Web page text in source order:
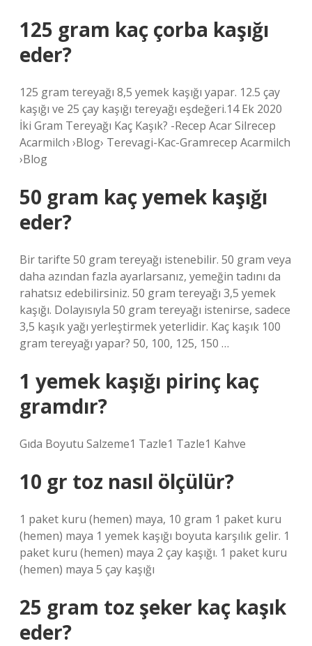
125 gram kaç çorba kaşığı
eder?
125 gram tereyağı 8,5 yemek kaşığı yapar. 12.5 çay
kaşığı ve 25 çay kaşığı tereyağı eşdeğeri.14 Ek 2020
İki Gram Tereyağı Kaç Kaşık? -Recep Acar Silrecep
Acarmilch ›Blog› Terevagi-Kac-Gramrecep Acarmilch
›Blog
50 gram kaç yemek kaşığı
eder?
Bir tarifte 50 gram tereyağı istenebilir. 50 gram veya
daha azından fazla ayarlarsanız, yemeğin tadını da
rahatsız edebilirsiniz. 50 gram tereyağı 3,5 yemek
kaşığı. Dolayısıyla 50 gram tereyağı istenirse, sadece
3,5 kaşık yağı yerleştirmek yeterlidir. Kaç kaşık 100
gram tereyağı yapar? 50, 100, 125, 150 …
1 yemek kaşığı pirinç kaç
gramdır?
Gıda Boyutu Salzeme1 Tazle1 Tazle1 Kahve
10 gr toz nasıl ölçülür?
1 paket kuru (hemen) maya, 10 gram 1 paket kuru
(hemen) maya 1 yemek kaşığı boyuta karşılık gelir. 1
paket kuru (hemen) maya 2 çay kaşığı. 1 paket kuru
(hemen) maya 5 çay kaşığı
25 gram toz şeker kaç kaşık
eder?